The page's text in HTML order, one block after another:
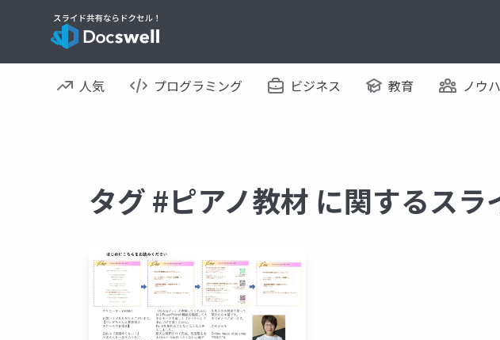
人気 プログラミング ビジネス 教育 ノウ
タグ #ピアノ教材 に関するスラ